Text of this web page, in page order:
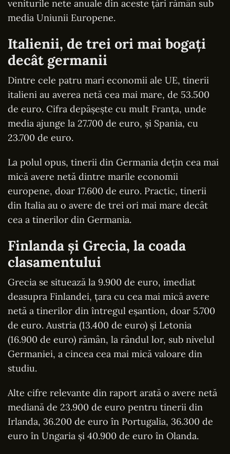
veniturile nete anuale din aceste țări rămân sub
media Uniunii Europene.
Italienii, de trei ori mai bogați
decât germanii
Dintre cele patru mari economii ale UE, tinerii
italieni au averea netă cea mai mare, de 53.500
de euro. Cifra depășește cu mult Franța, unde
media ajunge la 27.700 de euro, și Spania, cu
23.700 de euro.
La polul opus, tinerii din Germania dețin cea mai
mică avere netă dintre marile economii
europene, doar 17.600 de euro. Practic, tinerii
din Italia au o avere de trei ori mai mare decât
cea a tinerilor din Germania.
Finlanda și Grecia, la coada
clasamentului
Grecia se situează la 9.900 de euro, imediat
deasupra Finlandei, țara cu cea mai mică avere
netă a tinerilor din întregul eșantion, doar 5.700
de euro. Austria (13.400 de euro) și Letonia
(16.900 de euro) rămân, la rândul lor, sub nivelul
Germaniei, a cincea cea mai mică valoare din
studiu.
Alte cifre relevante din raport arată o avere netă
mediană de 23.900 de euro pentru tinerii din
Irlanda, 36.200 de euro în Portugalia, 36.300 de
euro în Ungaria și 40.900 de euro în Olanda.